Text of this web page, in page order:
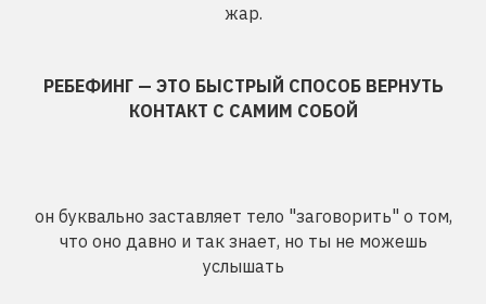
жар.
РЕБЕФИНГ — ЭТО БЫСТРЫЙ СПОСОБ ВЕРНУТЬ
КОНТАКТ С САМИМ СОБОЙ
он буквально заставляет тело "заговорить" о том,
что оно давно и так знает, но ты не можешь
услышать